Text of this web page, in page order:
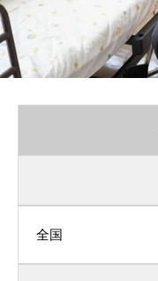
全国